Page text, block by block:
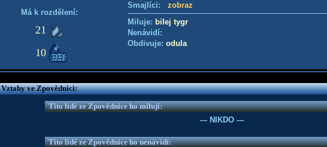
Má k rozdělení:
21
10
Smajlíci: zobraz
Miluje: bilej tygr
Nenávidí:
Obdivuje: odula
Vztahy ve Zpovědnici:
Tito lidé ze Zpovědnice ho milují:
--- NIKDO ---
Tito lidé ze Zpovědnice ho nenávidí: